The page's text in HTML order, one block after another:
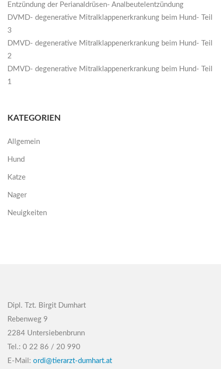
Entzündung der Perianaldrüsen- Analbeutelentzündung
DVMD- degenerative Mitralklappenerkrankung beim Hund- Teil
3
DMVD- degenerative Mitralklappenerkrankung beim Hund- Teil
2
DMVD- degenerative Mitralklappenerkrankung beim Hund- Teil
1
KATEGORIEN
Allgemein
Hund
Katze
Nager
Neuigkeiten
Dipl. Tzt. Birgit Dumhart
Rebenweg 9
2284 Untersiebenbrunn
Tel.: 0 22 86 / 20 990
E-Mail: ordi@tierarzt-dumhart.at